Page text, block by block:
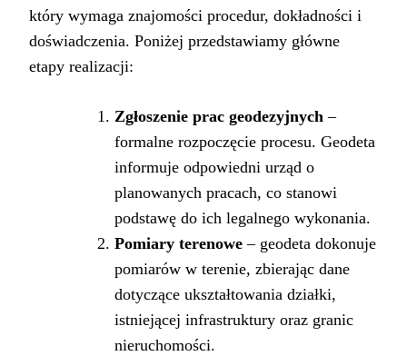
który wymaga znajomości procedur, dokładności i
doświadczenia. Poniżej przedstawiamy główne
etapy realizacji:
Zgłoszenie prac geodezyjnych –
formalne rozpoczęcie procesu. Geodeta
informuje odpowiedni urząd o
planowanych pracach, co stanowi
podstawę do ich legalnego wykonania.
Pomiary terenowe – geodeta dokonuje
pomiarów w terenie, zbierając dane
dotyczące ukształtowania działki,
istniejącej infrastruktury oraz granic
nieruchomości.